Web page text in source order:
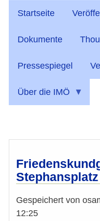
Startseite
Dokumente
Pressespiegel
Über die IMÖ
Stephansplatz
Gespeichert von
12:25